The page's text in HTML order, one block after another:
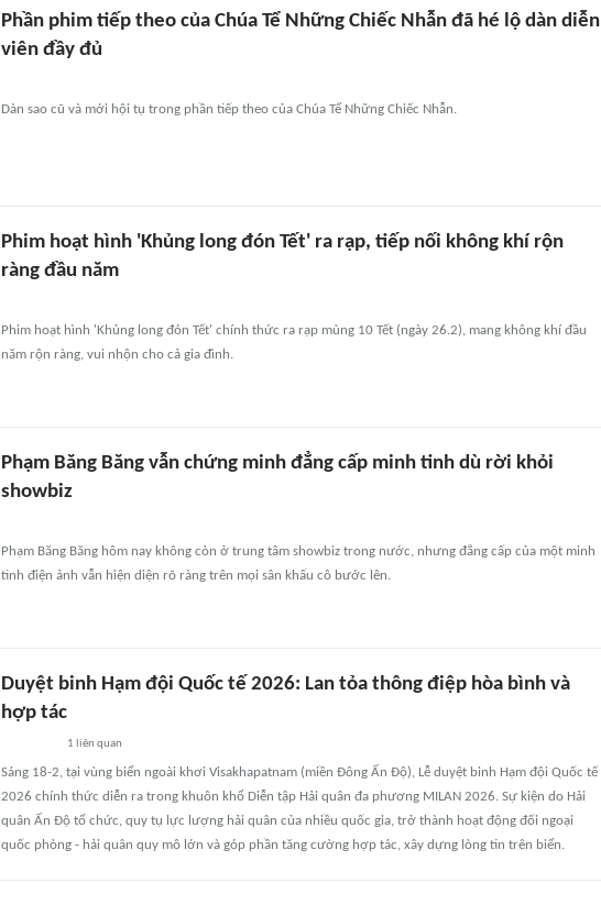
Phần phim tiếp theo của Chúa Tể Những Chiếc Nhẫn đã hé lộ dàn diễn
viên đầy đủ
Dàn sao cũ và mới hội tụ trong phần tiếp theo của Chúa Tể Những Chiếc Nhẫn.
Phim hoạt hình 'Khủng long đón Tết' ra rạp, tiếp nối không khí rộn
ràng đầu năm
Phim hoạt hình 'Khủng long đón Tết' chính thức ra rạp mùng 10 Tết (ngày 26.2), mang không khí đầu
năm rộn ràng, vui nhộn cho cả gia đình.
Phạm Băng Băng vẫn chứng minh đẳng cấp minh tinh dù rời khỏi
showbiz
Phạm Băng Băng hôm nay không còn ở trung tâm showbiz trong nước, nhưng đẳng cấp của một minh
tinh điện ảnh vẫn hiện diện rõ ràng trên mọi sân khấu cô bước lên.
Duyệt binh Hạm đội Quốc tế 2026: Lan tỏa thông điệp hòa bình và
hợp tác
1 liên quan
Sáng 18-2, tại vùng biển ngoài khơi Visakhapatnam (miền Đông Ấn Độ), Lễ duyệt binh Hạm đội Quốc tế
2026 chính thức diễn ra trong khuôn khổ Diễn tập Hải quân đa phương MILAN 2026. Sự kiện do Hải
quân Ấn Độ tổ chức, quy tụ lực lượng hải quân của nhiều quốc gia, trở thành hoạt động đối ngoại
quốc phòng - hải quân quy mô lớn và góp phần tăng cường hợp tác, xây dựng lòng tin trên biển.